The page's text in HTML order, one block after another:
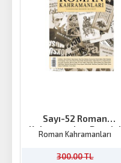
Sayı-52 Roman
Kahramanları Dergisi
Roman Kahramanları
300.00 TL